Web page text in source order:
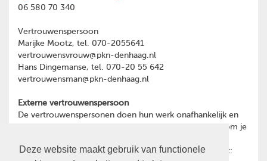
Deze website maakt gebruik van functionele
06 580 70 340
Vertrouwenspersoon
Marijke Mootz, tel. 070-2055641
vertrouwensvrouw@pkn-denhaag.nl
Hans Dingemanse, tel. 070-20 55 642
vertrouwensman@pkn-denhaag.nl
Externe vertrouwenspersoon
De vertrouwenspersonen doen hun werk onafhankelijk en
hebben geheimhoudingsplicht. Heb je een reden waarom je
vertrouwenspersoon, dan kun je contact opnemen met: